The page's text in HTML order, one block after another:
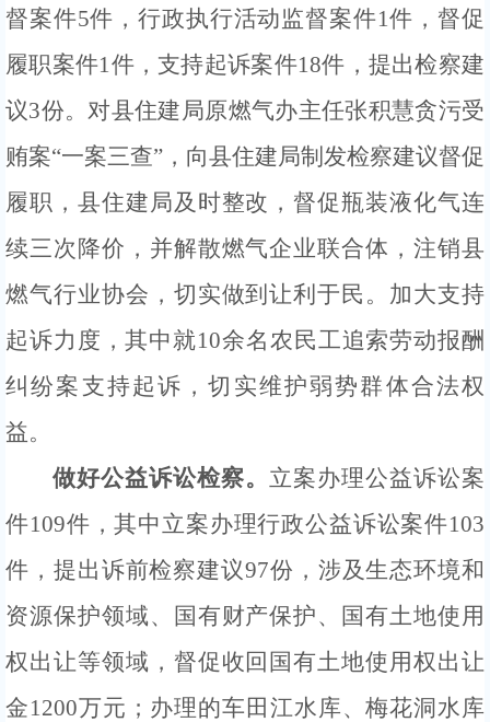
督案件5件，行政执行活动监督案件1件，督促
履职案件1件，支持起诉案件18件 ， 提出检察建
议3份。对县住建局原燃气办主任张积慧贪污受
贿案“一案三查”，向县住建局制发检察建议督促
履职，县住建局及时整改，督促瓶装液化气连
续三次降价，并解散燃气企业联合体，注销县
燃气行业协会，切实做到让利于民。加大支持
起诉力度，其中就10余名农民工追索劳动报酬
纠纷案支持起诉，切实维护弱势群体合法权
益。
做好公益诉讼检察。 立案办理公益诉讼案
件109件，其中立案办理行政公益诉讼案件103
件 ， 提出诉前检察建议97份，涉及生态环境和
资源保护领域、国有财产保护、国有土地使用
权出让等领域，督促收回国有土地使用权出让
金1200万元；办理的车田江水库、梅花洞水库